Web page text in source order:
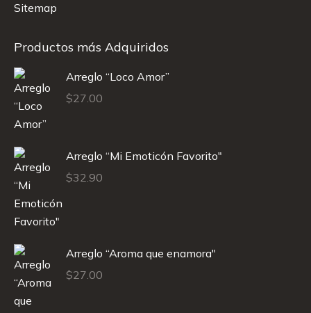
Sitemap
Productos más Adquiridos
Arreglo “Loco Amor”
$27.00
Arreglo “Mi Emoticón Favorito"
$32.90
Arreglo “Aroma que enamora"
$27.00